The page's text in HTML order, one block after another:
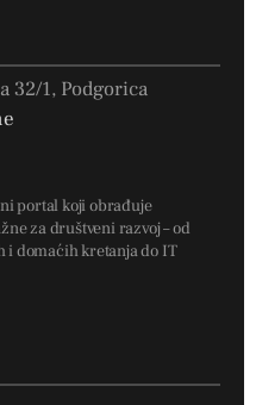
32/1, Podgorica
portal koji obrađuje
za društveni razvoj – od
i domaćih kretanja do IT